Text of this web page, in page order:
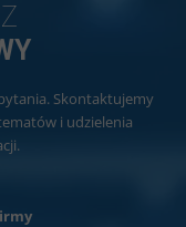
Skontaktujemy
i udzielenia